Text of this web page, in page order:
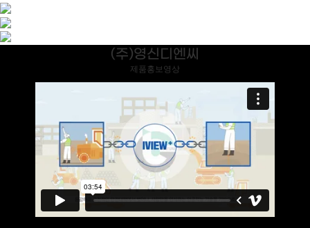
(주)영신디엔씨
제품홍보영상